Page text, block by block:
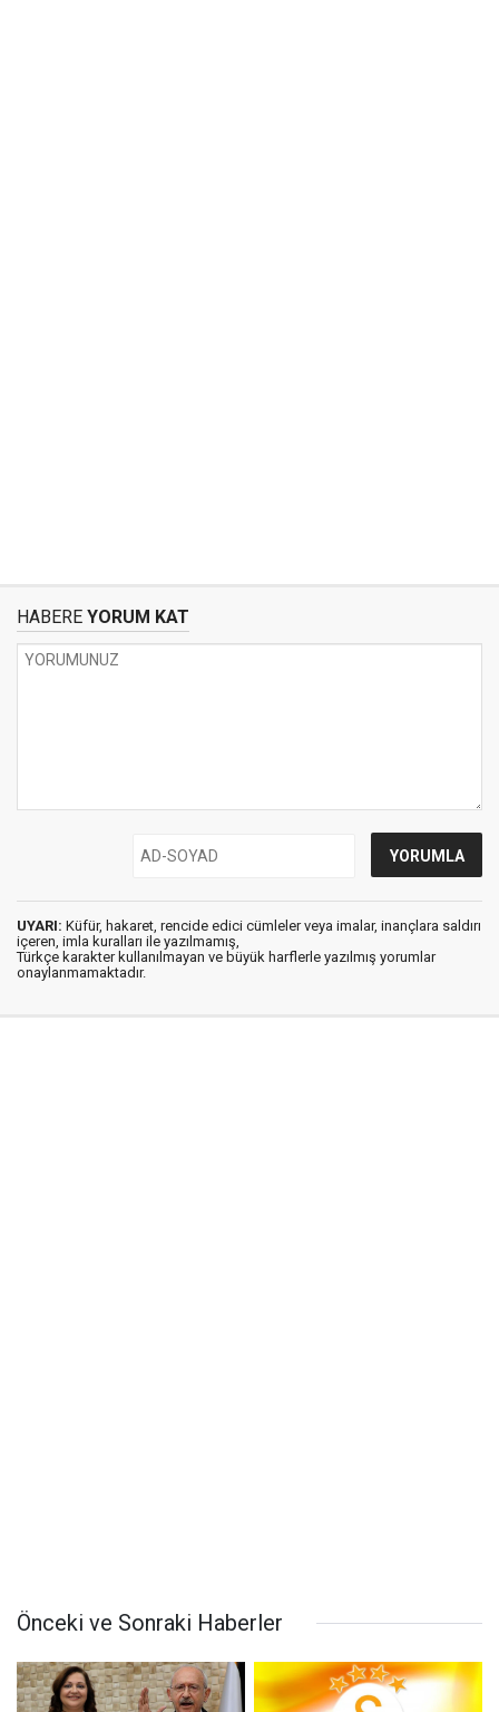
HABERE YORUM KAT
UYARI: Küfür, hakaret, rencide edici cümleler veya imalar, inançlara saldırı
içeren, imla kuralları ile yazılmamış,
Türkçe karakter kullanılmayan ve büyük harflerle yazılmış yorumlar
onaylanmamaktadır.
Önceki ve Sonraki Haberler